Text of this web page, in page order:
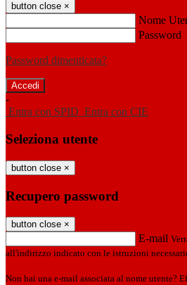
button close ×
Nome
Password
Password dimenticata?
-
Entra con SPID Entra con CIE
Seleziona utente
button close ×
Recupero password
button close ×
E-mail
all'indirizzo indicato con le istruzioni
Non hai una e-mail associata al nome utente?